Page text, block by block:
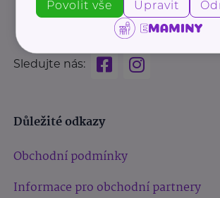
Sledujte nás:
Důležité odkazy
Obchodní podmínky
Informace pro obchodní partnery
Povolit vše Upravit